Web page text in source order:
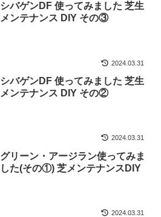
シバゲンDF 使ってみました 芝生
メンテナンス DIY その③
2024.03.31
シバゲンDF 使ってみました 芝生
メンテナンス DIY その②
2024.03.31
グリーン・アージラン使ってみま
した(その①) 芝メンテナンスDIY
2024.03.31